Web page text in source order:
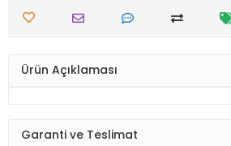
Ürün Açıklaması
Garanti ve Teslimat